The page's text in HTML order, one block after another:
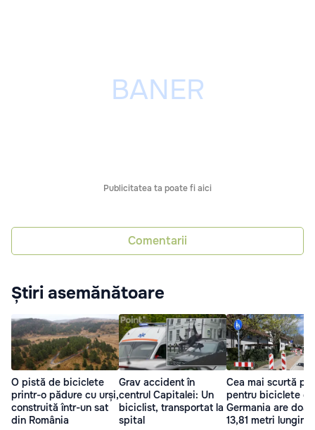
Publicitatea ta poate fi aici
Comentarii
Știri asemănătoare
O pistă de biciclete
printr-o pădure cu urși,
construită într-un sat
din România
Grav accident în
centrul Capitalei: Un
biciclist, transportat la
spital
Cea mai scurtă
pentru biciclete
Germania are doar
13,81 metri lungime